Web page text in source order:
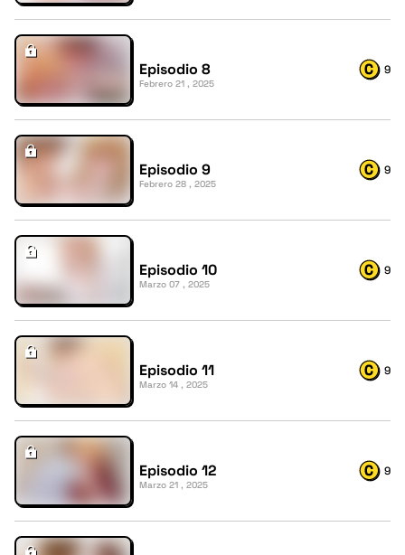
Episodio 8
Febrero 21 , 2025
9
Episodio 9
Febrero 28 , 2025
9
Episodio 10
Marzo 07 , 2025
9
Episodio 11
Marzo 14 , 2025
9
Episodio 12
Marzo 21 , 2025
9